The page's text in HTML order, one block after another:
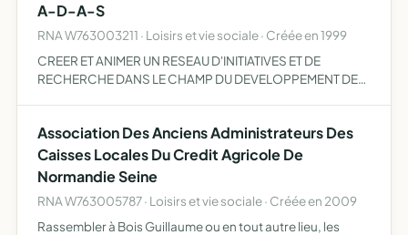
A-D-A-S
RNA W763003211 · Loisirs et vie sociale · Créée en 1999
CREER ET ANIMER UN RESEAU D'INITIATIVES ET DE
RECHERCHE DANS LE CHAMP DU DEVELOPPEMENT DE
Association Des Anciens Administrateurs Des
Caisses Locales Du Credit Agricole De
Normandie Seine
RNA W763005787 · Loisirs et vie sociale · Créée en 2009
Rassembler à Bois Guillaume ou en tout autre lieu, les